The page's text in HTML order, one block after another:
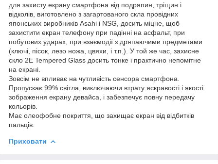
для захисту екрану смартфона від подряпин, тріщин і
відколів, виготовлено з загартованого скла провідних
японських виробників Asahi і NSG, досить міцне, щоб
захистити екран телефону при падінні на асфальт, при
побутових ударах, при взаємодії з дряпаючими предметами
(ключі, пісок, лезо ножа, цвяхи, і т.п.). У той же час, захисне
скло 2E Tempered Glass досить тонке і практично непомітне
на екрані.
Зовсім не впливає на чутливість сенсора смартфона.
Пропускає 99% світла, виключаючи втрату яскравості і якості
зображення екрану девайса, і забезпечує повну передачу
кольорів.
Має олеофобне покриття, що захищає екран від відбитків
пальців.
Приховати